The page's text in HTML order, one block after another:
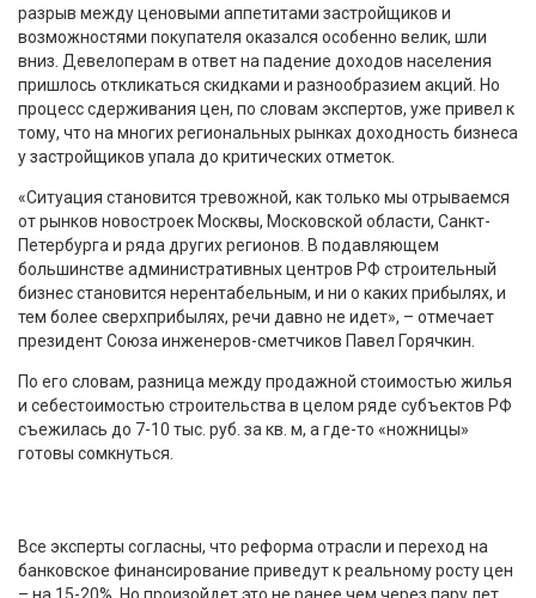
разрыв между ценовыми аппетитами застройщиков и
возможностями покупателя оказался особенно велик, шли
вниз. Девелоперам в ответ на падение доходов населения
пришлось откликаться скидками и разнообразием акций. Но
процесс сдерживания цен, по словам экспертов, уже привел к
тому, что на многих региональных рынках доходность бизнеса
у застройщиков упала до критических отметок.
«Ситуация становится тревожной, как только мы отрываемся
от рынков новостроек Москвы, Московской области, Санкт-
Петербурга и ряда других регионов. В подавляющем
большинстве административных центров РФ строительный
бизнес становится нерентабельным, и ни о каких прибылях, и
тем более сверхприбылях, речи давно не идет», – отмечает
президент Союза инженеров-сметчиков Павел Горячкин.
По его словам, разница между продажной стоимостью жилья
и себестоимостью строительства в целом ряде субъектов РФ
съежилась до 7-10 тыс. руб. за кв. м, а где-то «ножницы»
готовы сомкнуться.
Все эксперты согласны, что реформа отрасли и переход на
банковское финансирование приведут к реальному росту цен
– на 15-20%. Но произойдет это не ранее чем через пару лет,